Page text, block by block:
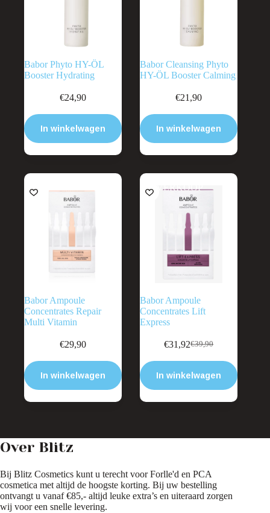
Babor Phyto HY-ÖL
Booster Hydrating
€24,90
In winkelwagen
Babor Cleansing Phyto
HY-ÖL Booster Calming
€21,90
In winkelwagen
Babor Ampoule
Concentrates Repair
Multi Vitamin
€29,90
In winkelwagen
UITVERKOOP
Babor Ampoule
Concentrates Lift
Express
€39,90
Oorspronkelijke
prijs
was:
€31,92Huidige
prijs
is:
In winkelwagen
Over Blitz
Bij Blitz Cosmetics kunt u terecht voor Forlle'd en PCA
cosmetica met altijd de hoogste korting. Bij uw bestelling
ontvangt u vanaf €85,- altijd leuke extra’s en uiteraard zorgen
wij voor een snelle levering.